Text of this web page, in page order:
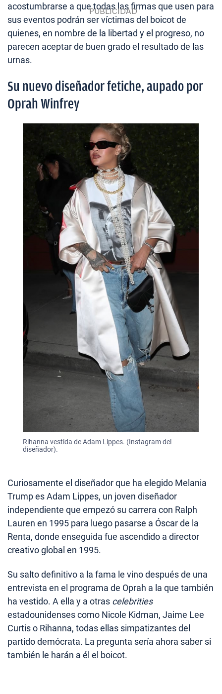
acostumbrarse a que todas las firmas que usen para
sus eventos podrán ser víctimas del boicot de
quienes, en nombre de la libertad y el progreso, no
parecen aceptar de buen grado el resultado de las
urnas.
Su nuevo diseñador fetiche, aupado por
Oprah Winfrey
Rihanna vestida de Adam Lippes. (Instagram del
diseñador).
Curiosamente el diseñador que ha elegido Melania
Trump es Adam Lippes, un joven diseñador
independiente que empezó su carrera con Ralph
Lauren en 1995 para luego pasarse a Óscar de la
Renta, donde enseguida fue ascendido a director
creativo global en 1995.
Su salto definitivo a la fama le vino después de una
entrevista en el programa de Oprah a la que también
ha vestido. A ella y a otras celebrities
estadounidenses como Nicole Kidman, Jaime Lee
Curtis o Rihanna, todas ellas simpatizantes del
partido demócrata. La pregunta sería ahora saber si
también le harán a él el boicot.